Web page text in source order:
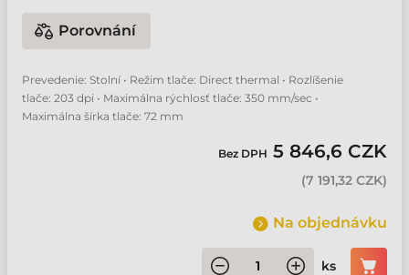
Porovnání
Prevedenie: Stolní • Režim tlače: Direct thermal • Rozlíšenie
tlače: 203 dpi • Maximálna rýchlosť tlače: 350 mm/sec •
Maximálna šírka tlače: 72 mm
Bez DPH 5 846,6 CZK
(7 191,32 CZK)
Na objednávku
ks